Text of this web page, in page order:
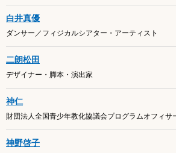
白井真優
ダンサー／フィジカルシアター・アーティスト
二朗松田
デザイナー・脚本・演出家
神仁
財団法人全国青少年教化協議会プログラムオフィサ
神野啓子